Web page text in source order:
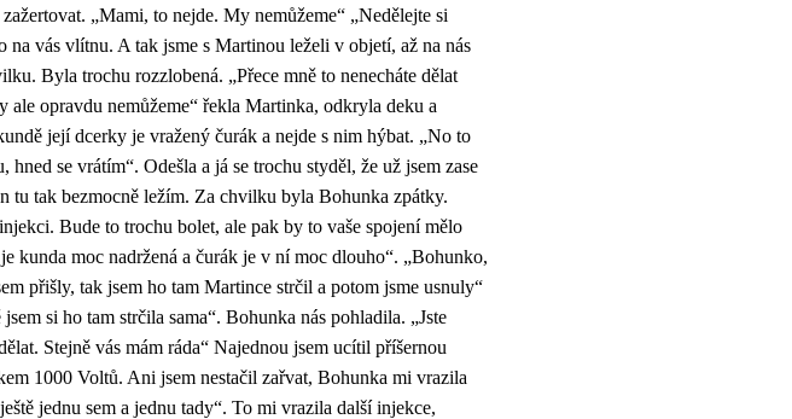
„Mami, to nejde. My nemůžeme“ „Nedělejte si
na vás vlítnu. A tak jsme s Martinou leželi v objetí, až na nás
Byla trochu rozzlobená. „Přece mně to nenecháte dělat
ale opravdu nemůžeme“ řekla Martinka, odkryla deku a
její dcerky je vražený čurák a nejde s nim hýbat. „No to
se vrátím“. Odešla a já se trochu styděl, že už jsem zase
tu tak bezmocně ležím. Za chvilku byla Bohunka zpátky.
Bude to trochu bolet, ale pak by to vaše spojení mělo
kunda moc nadržená a čurák je v ní moc dlouho“. „Bohunko,
přišly, tak jsem ho tam Martince strčil a potom jsme usnuly“
si ho tam strčila sama“. Bohunka nás pohladila. „Jste
Stejně vás mám ráda“ Najednou jsem ucítil příšernou
1000 Voltů. Ani jsem nestačil zařvat, Bohunka mi vrazila
jednu sem a jednu tady“. To mi vrazila další injekce,